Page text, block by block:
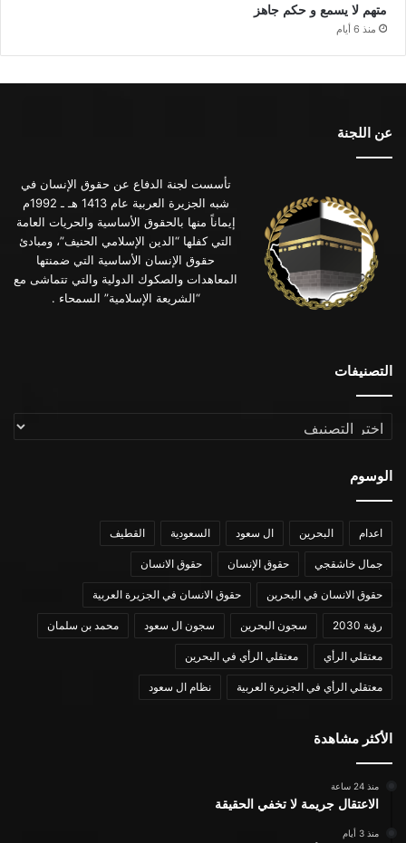
متهم لا يسمع و حكم جاهز
منذ 6 أيام
عن اللجنة
تأسست لجنة الدفاع عن حقوق الإنسان في
شبه الجزيرة العربية عام 1413 هـ ـ 1992م
إيماناً منها بالحقوق الأساسية والحريات العامة
التي كفلها “الدين الإسلامي الحنيف”، ومبادئ
حقوق الإنسان الأساسية التي ضمنتها
المعاهدات والصكوك الدولية والتي تتماشى مع
“الشريعة الإسلامية” السمحاء .
التصنيفات
التصنيفات
الوسوم
اعدام البحرين ال سعود السعودية القطيف
جمال خاشقجي حقوق الإنسان حقوق الانسان
حقوق الانسان في البحرين حقوق الانسان في الجزيرة العربية
رؤية 2030 سجون البحرين سجون ال سعود محمد بن سلمان
معتقلي الرأي معتقلي الرأي في البحرين
معتقلي الرأي في الجزيرة العربية نظام ال سعود
الأكثر مشاهدة
منذ 24 ساعة
الاعتقال جريمة لا تخفي الحقيقة
منذ 3 أيام